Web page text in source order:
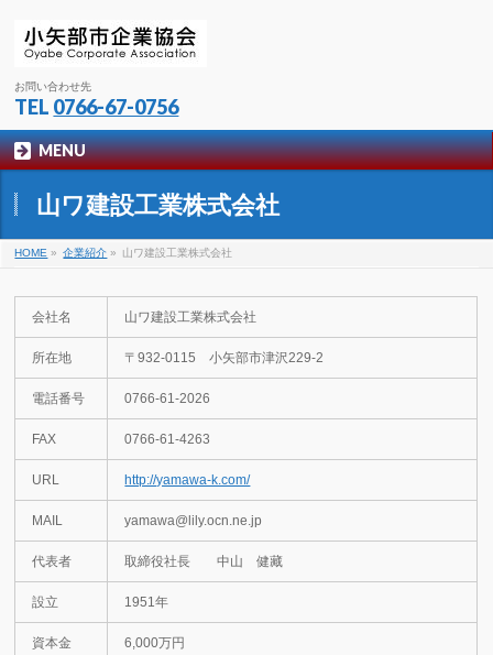
お問い合わせ先
TEL 0766-67-0756
MENU
山ワ建設工業株式会社
HOME » 企業紹介 » 山ワ建設工業株式会社
会社名 山ワ建設工業株式会社
所在地 〒932-0115 小矢部市津沢229-2
電話番号 0766-61-2026
FAX 0766-61-4263
URL http://yamawa-k.com/
MAIL yamawa@lily.ocn.ne.jp
代表者 取締役社長 中山 健藏
設立 1951年
資本金 6,000万円